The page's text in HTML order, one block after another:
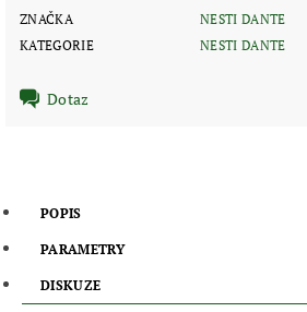
ZNAČKA
NESTI DANTE
KATEGORIE
NESTI DANTE
Dotaz
POPIS
PARAMETRY
DISKUZE